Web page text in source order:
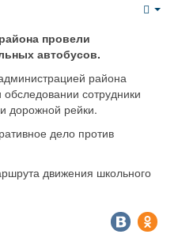
провели
автобусов.
района
сотрудники
дорожной рейки.
дело против
движения школьного